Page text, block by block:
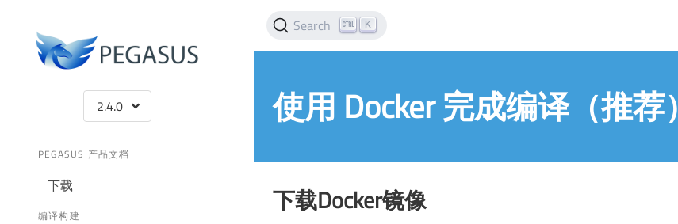
2.4.0
PEGASUS 产品文档
下载
编译构建
Search K
使用 Docker 完成编译（推荐）
下载Docker镜像